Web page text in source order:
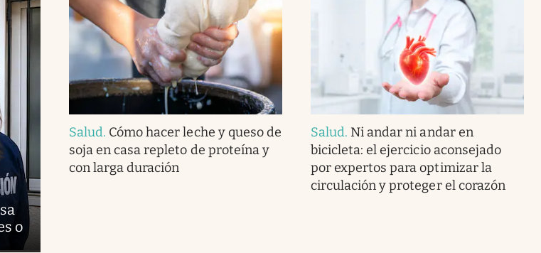
o
Salud. Cómo hacer leche y queso de
soja en casa repleto de proteína y
con larga duración
Salud. Ni andar ni andar en
bicicleta: el ejercicio aconsejado
por expertos para optimizar la
circulación y proteger el corazón